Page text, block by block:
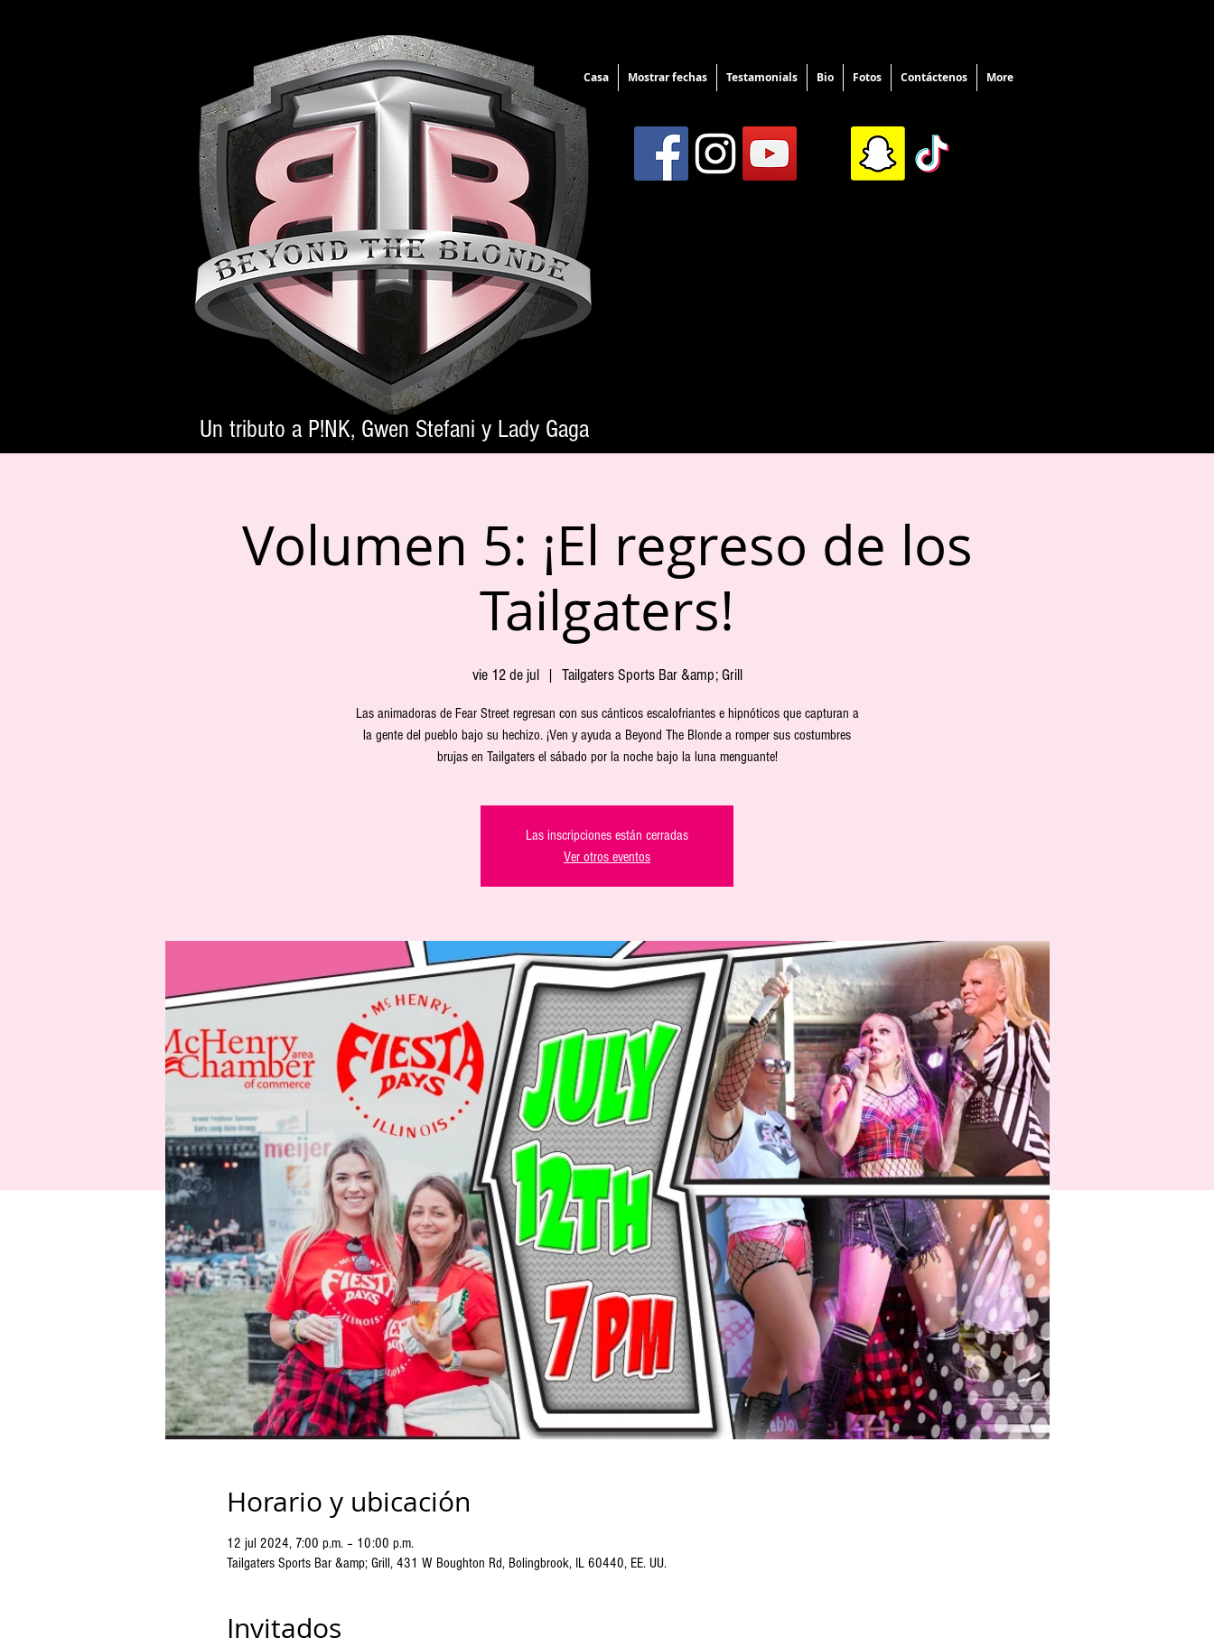
Un tributo a P!NK, Gwen Stefani y Lady Gaga
Casa Mostrar fechas Testamonials Bio Fotos Contáctenos More
Volumen 5: ¡El regreso de los
Tailgaters!
vie 12 de jul
  |
Tailgaters Sports Bar &amp; Grill
Las animadoras de Fear Street regresan con sus cánticos escalofriantes e hipnóticos que capturan a
la gente del pueblo bajo su hechizo. ¡Ven y ayuda a Beyond The Blonde a romper sus costumbres
brujas en Tailgaters el sábado por la noche bajo la luna menguante!
Las inscripciones están cerradas
Ver otros eventos
Horario y ubicación
12 jul 2024, 7:00 p.m. – 10:00 p.m.
Tailgaters Sports Bar &amp; Grill, 431 W Boughton Rd, Bolingbrook, IL 60440, EE. UU.
Invitados